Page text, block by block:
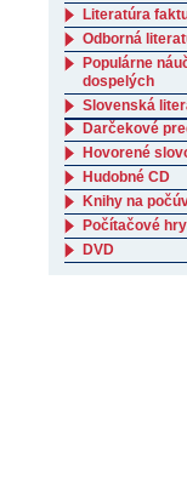
Literatúra
Odborná
Populárne
dospelých
Slovenská
Darčekové
Hovorené
Hudobné CD
Knihy na
Počítačové
DVD